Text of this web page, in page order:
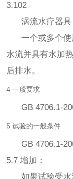
3.102
涡流水疗器具
一个或多个使
水流并具有水加
后排水。
4 一般要求
GB 4706.1-
5 试验的一般条件
GB 4706.1-
5.7 增加：
如果试验受水